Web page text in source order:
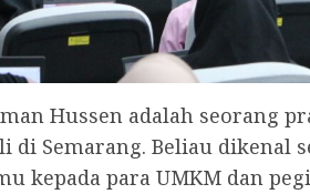
Hussen adalah seorang
di Semarang. Beliau dikenal
kepada para UMKM dan